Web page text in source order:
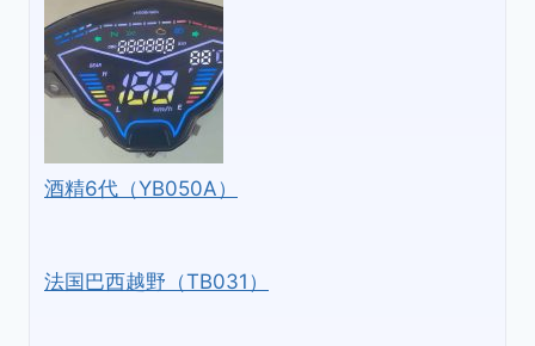
酒精6代（YB050A）
法国巴西越野（TB031）